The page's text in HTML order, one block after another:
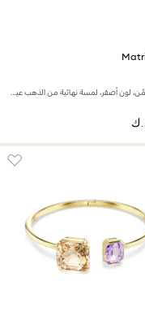
قطع مُثَمَّن، لون أصفر، لمسة نهائية من الذهب عيار 18 قيراط